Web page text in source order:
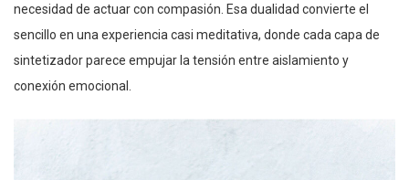
necesidad de actuar con compasión. Esa dualidad convierte el
sencillo en una experiencia casi meditativa, donde cada capa de
sintetizador parece empujar la tensión entre aislamiento y
conexión emocional.